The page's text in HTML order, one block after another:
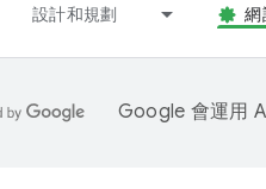
設計和規劃 網
Google 會運用